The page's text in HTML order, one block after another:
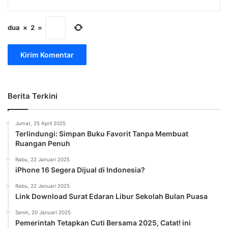
dua × 2 =
Berita Terkini
Jumat, 25 April 2025
Terlindungi: Simpan Buku Favorit Tanpa Membuat
Ruangan Penuh
Rabu, 22 Januari 2025
iPhone 16 Segera Dijual di Indonesia?
Rabu, 22 Januari 2025
Link Download Surat Edaran Libur Sekolah Bulan Puasa
Senin, 20 Januari 2025
Pemerintah Tetapkan Cuti Bersama 2025, Catat! ini